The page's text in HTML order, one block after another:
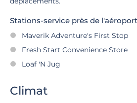
Stations-service près de l'aéroport
Maverik Adventure's First Stop
Fresh Start Convenience Store
Loaf 'N Jug
Climat